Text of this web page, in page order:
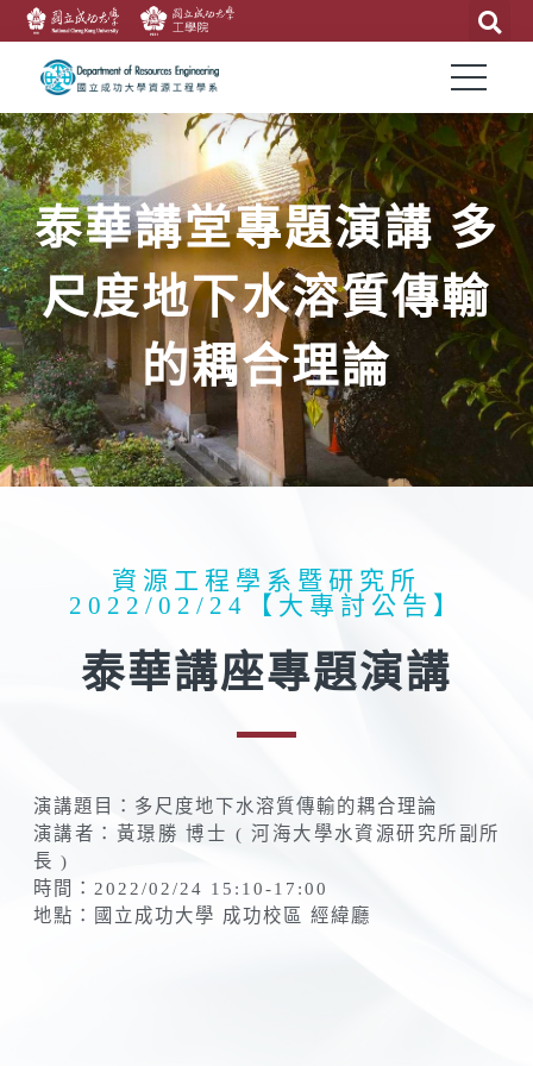
泰華講堂專題演講 多
尺度地下水溶質傳輸
的耦合理論
資源工程學系暨研究所
2022/02/24【大專討公告】
泰華講座專題演講
演講題目：多尺度地下水溶質傳輸的耦合理論
演講者：黃璟勝 博士 ( 河海大學水資源研究所副所
長 )
時間：2022/02/24 15:10-17:00
地點：國立成功大學 成功校區 經緯廳